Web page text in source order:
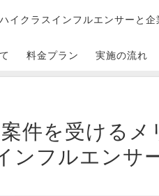
ハイクラスインフルエンサーと
料金プラン 実施の流れ
件を受けるメ
ンフルエンサ